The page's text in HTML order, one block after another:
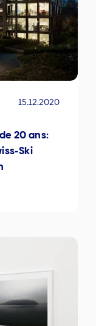
15.12.2020
20 ans:
Ski